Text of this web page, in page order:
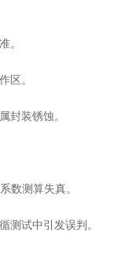
。
区。
装锈蚀。
测算失真。
试中引发误判。